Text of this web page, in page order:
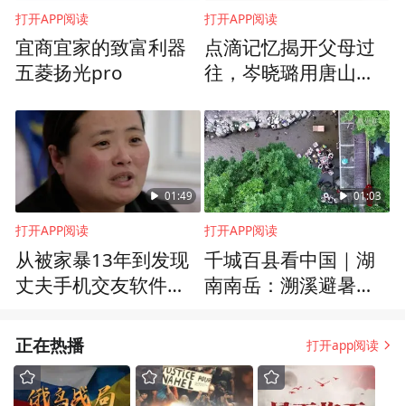
打开APP阅读
宜商宜家的致富利器
五菱扬光pro
打开APP阅读
点滴记忆揭开父母过
往，岑晓璐用唐山土
01:49
打开APP阅读
从被家暴13年到发现
丈夫手机交友软件上
01:03
打开APP阅读
千城百县看中国｜湖
南南岳：溯溪避暑带
正在热播 打开app阅读